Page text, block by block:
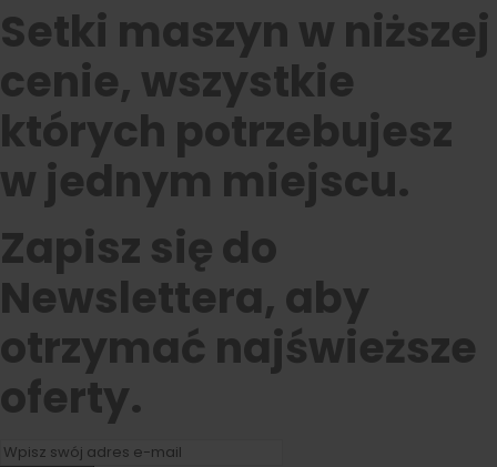
Setki maszyn w niższej
cenie, wszystkie
których potrzebujesz
w jednym miejscu.
Zapisz się do
Newslettera, aby
otrzymać najświeższe
oferty.